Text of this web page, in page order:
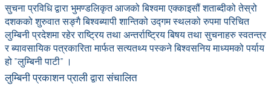
सुचना प्रविधि द्वारा भुमण्डलिकृत आजको बिश्वमा एक्काइसौं शताब्दीको तेस्रो
दशकको शुरुवात सङ्गै बिश्वब्यापी शान्तिको उद्गम स्थलको रुपमा परिचित
लुम्बिनी प्रदेशमा रहेर राष्ट्रिय तथा अन्तर्राष्ट्रिय बिषय तथा सुचनाहरु स्वतन्त्र
र ब्यावसायिक पत्रकारिता मार्फत सत्यतथ्य पस्कने बिश्वसनिय माध्यमको पर्याय
हो "लुम्बिनी पाटी" ।
लुम्बिनी प्रकाशन प्राली द्वारा संचालित